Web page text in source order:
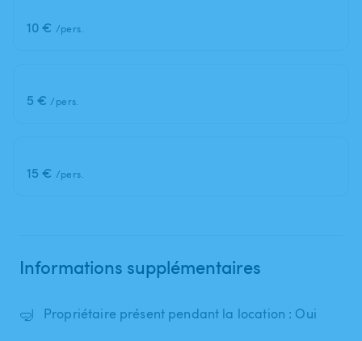
10 € /pers.
5 € /pers.
15 € /pers.
Informations supplémentaires
🤿 Propriétaire présent pendant la location : Oui